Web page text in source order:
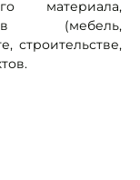
материала,
(мебель,
строительстве,